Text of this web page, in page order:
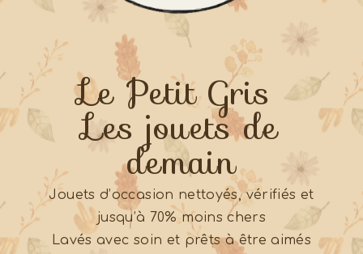
Le Petit Gris
Les jouets de
demain
Jouets d’occasion nettoyés, vérifiés et
jusqu’à 70% moins chers
Lavés avec soin et prêts à être aimés